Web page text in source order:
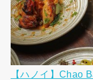
【ハノイ】Chao